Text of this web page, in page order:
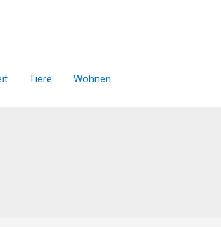
Tiere Wohnen